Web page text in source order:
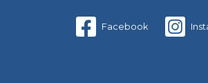
Facebook